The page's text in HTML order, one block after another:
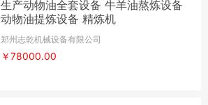
生产动物油全套设备 牛羊油熬炼设备
动物油提炼设备 精炼机
郑州志乾机械设备有限公司
￥78000.00